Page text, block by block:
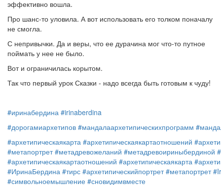
эффективно вошла.
Про шанс-то уловила. А вот использовать его толком поначалу
не смогла.
С непривычки. Да и веры, что ее дурачина мог что-то путное
поймать у нее не было.
Вот и ограничилась корытом.
Так что первый урок Сказки - надо всегда быть готовым к чуду!
#иринабердина #irinaberdina
#дорогамиархетипов #мандалаархетипическихпрограмм
#архетипическаякарта #архетипическаякартаотношений
#метапортрет #метадревожеланий #метадревоириныбердиной
#архетипическаякартаотношений #архетипическаякарта
#ИринаБердина #тирс #архетипическийпортрет #метапортрет
#символьноемышление #сновидимвместе